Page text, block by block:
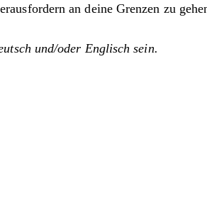
an deine Grenzen zu
und/oder Englisch sein.